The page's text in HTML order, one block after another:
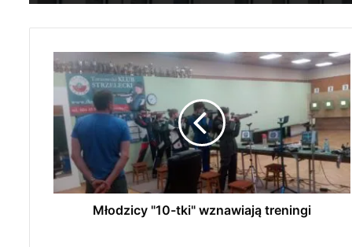
M
ł
d
y
"
Młodzicy "10-tki" wznawiają treningi